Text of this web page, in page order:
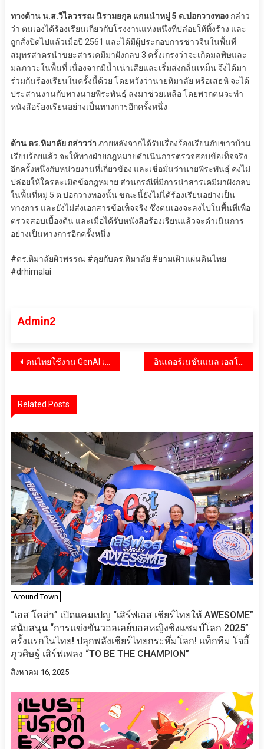
ทางด้าน น.ส.วิไลวรรณ นิรามยกุล แกนนำหมู่ 5 ต.บ่อกวางทองกล่าว
ว่า ตนเองได้ร้องเรียนเกี่ยวกับโรงงานแห่งหนึ่งที่ปล่อยให้ทิ้งร้าง และ
ถูกสั่งปิดไปแล้วเมื่อปี 2561 และได้มีผู้ประกอบการชาวจีนในพื้นที่
สมุทรสาครนำขยะสารเคมีมาฝังกลบ 3 ครั้งเกรงว่าจะเกิดมลพิษและ
มลภาวะในพื้นที่ เนื่องจากมีน้ำเน่าเสียและเริ่มส่งกลิ่นเหม็น จึงได้มา
ร่วมกันร้องเรียนในครั้งนี้ด้วย โดยหวังว่านายหิมาลัย หรือเสธหิ จะได้
ประสานงานกับทางนายพีระพันธุ์ ลงมาช่วยเหลือ โดยพวกตนจะทำ
หนังสือร้องเรียนอย่างเป็นทางการอีกครั้งหนึ่ง
ด้าน ดร.หิมาลัย กล่าวว่า ภายหลังจากได้รับเรื่องร้องเรียนกับชาวบ้าน
เรียบร้อยแล้ว จะให้ทางฝ่ายกฎหมายดำเนินการตรวจสอบข้อเท็จจริง
อีกครั้งหนึ่งกับหน่วยงานที่เกี่ยวข้อง และเชื่อมั่นว่านายพีระพันธุ์ คงไม่
ปล่อยให้ใครละเมิดข้อกฎหมาย ส่วนกรณีที่มีการนำสารเคมีมาฝังกลบ
ในพื้นที่หมู่ 5 ต.บ่อกวางทองนั้น ขณะนี้ยังไม่ได้ร้องเรียนอย่างเป็น
ทางการ และยังไม่ส่งเอกสารข้อเท็จจริง ซึ่งตนเองจะลงไปในพื้นที่เพื่อ
ตรวจสอบเบื้องต้น และเมื่อได้รับหนังสือร้องเรียนแล้วจะดำเนินการ
อย่างเป็นทางการอีกครั้งหนึ่ง
#ดร.หิมาลัยผิวพรรณ #คุยกับดร.หิมาลัย #ยามเฝ้าแผ่นดินไทย
#drhimalai
Admin2
แนะแนว
คนไทยใช้งาน GenAI เพิ่มก้าวกระโดด แต่ผู้หญิงยังมีบทบาทน้อยกว่าผู้ชาย Coursera เปิดตัวคู่มือกลยุทธ์และมาตรการเพื่อเพิ่มบทบาทผู้หญิงในวงการ AI อินเตอร์เนชั่นแนล เอสโอเอส เผยผลสำรวจแนวโน้มความเสี่ยงปี 2568: องค์กร 75% มองความวุ่นวายทางสังคมเป็นความเสี่ยงสูงสุดในโลกที่แตกแยก
Related Posts
Around Town
“เอส โคล่า” เปิดแคมเปญ “เสิร์ฟเอส เชียร์ไทยให้ AWESOME”
สนับสนุน “การแข่งขันวอลเลย์บอลหญิงชิงแชมป์โลก 2025”
ครั้งแรกในไทย! ปลุกพลังเชียร์ไทยกระหึ่มโลก! แท็กทีม โจอี้
ภูวศิษฐ์ เสิร์ฟเพลง “TO BE THE CHAMPION”
สิงหาคม 16, 2025